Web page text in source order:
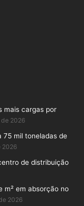
mais cargas por
2026
75 mil toneladas de
2026
de distribuição
m² em absorção no
2026